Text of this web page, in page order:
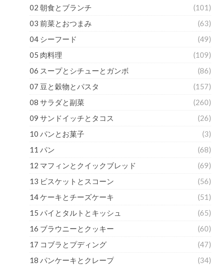
02 朝食とブランチ
(101)
03 前菜とおつまみ
(63)
04 シーフード
(49)
05 肉料理
(109)
06 スープとシチューとガンボ
(86)
07 豆と穀物とパスタ
(157)
08 サラダと副菜
(260)
09 サンドイッチとタコス
(26)
10 パンとお菓子
(3)
11 パン
(68)
12 マフィンとクイックブレッド
(69)
13 ビスケットとスコーン
(56)
14 ケーキとチーズケーキ
(51)
15 パイとタルトとキッシュ
(65)
16 ブラウニーとクッキー
(60)
17 コブラとプディング
(47)
18 パンケーキとクレープ
(34)